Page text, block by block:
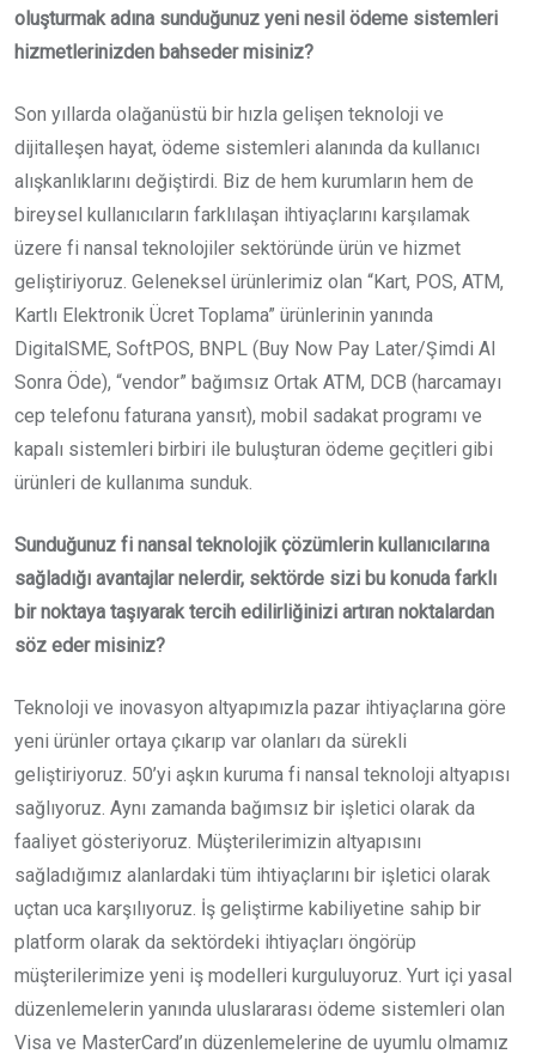
oluşturmak adına sunduğunuz yeni nesil ödeme sistemleri
hizmetlerinizden bahseder misiniz?
Son yıllarda olağanüstü bir hızla gelişen teknoloji ve
dijitalleşen hayat, ödeme sistemleri alanında da kullanıcı
alışkanlıklarını değiştirdi. Biz de hem kurumların hem de
bireysel kullanıcıların farklılaşan ihtiyaçlarını karşılamak
üzere fi nansal teknolojiler sektöründe ürün ve hizmet
geliştiriyoruz. Geleneksel ürünlerimiz olan “Kart, POS, ATM,
Kartlı Elektronik Ücret Toplama” ürünlerinin yanında
DigitalSME, SoftPOS, BNPL (Buy Now Pay Later/Şimdi Al
Sonra Öde), “vendor” bağımsız Ortak ATM, DCB (harcamayı
cep telefonu faturana yansıt), mobil sadakat programı ve
kapalı sistemleri birbiri ile buluşturan ödeme geçitleri gibi
ürünleri de kullanıma sunduk.
Sunduğunuz fi nansal teknolojik çözümlerin kullanıcılarına
sağladığı avantajlar nelerdir, sektörde sizi bu konuda farklı
bir noktaya taşıyarak tercih edilirliğinizi artıran noktalardan
söz eder misiniz?
Teknoloji ve inovasyon altyapımızla pazar ihtiyaçlarına göre
yeni ürünler ortaya çıkarıp var olanları da sürekli
geliştiriyoruz. 50’yi aşkın kuruma fi nansal teknoloji altyapısı
sağlıyoruz. Aynı zamanda bağımsız bir işletici olarak da
faaliyet gösteriyoruz. Müşterilerimizin altyapısını
sağladığımız alanlardaki tüm ihtiyaçlarını bir işletici olarak
uçtan uca karşılıyoruz. İş geliştirme kabiliyetine sahip bir
platform olarak da sektördeki ihtiyaçları öngörüp
müşterilerimize yeni iş modelleri kurguluyoruz. Yurt içi yasal
düzenlemelerin yanında uluslararası ödeme sistemleri olan
Visa ve MasterCard’ın düzenlemelerine de uyumlu olmamız